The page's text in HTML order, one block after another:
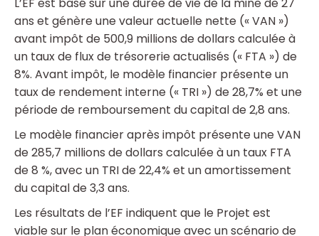
ans et génère une valeur actuelle nette (« VAN »)
avant impôt de 500,9 millions de dollars calculée à
un taux de flux de trésorerie actualisés (« FTA ») de
8%. Avant impôt, le modèle financier présente un
taux de rendement interne (« TRI ») de 28,7% et une
période de remboursement du capital de 2,8 ans.
Le modèle financier après impôt présente une VAN
de 285,7 millions de dollars calculée à un taux FTA
de 8 %, avec un TRI de 22,4% et un amortissement
du capital de 3,3 ans.
Les résultats de l’EF indiquent que le Projet est
viable sur le plan économique avec un scénario de